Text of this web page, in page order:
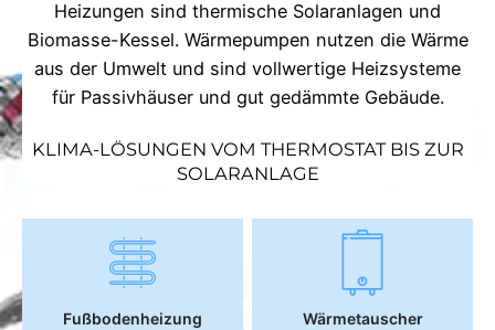
Heizungen sind thermische Solaranlagen und
Biomasse-Kessel. Wärmepumpen nutzen die Wärme
aus der Umwelt und sind vollwertige Heizsysteme
für Passivhäuser und gut gedämmte Gebäude.
KLIMA-LÖSUNGEN VOM THERMOSTAT BIS ZUR
SOLARANLAGE
Fußbodenheizung Wärmetauscher